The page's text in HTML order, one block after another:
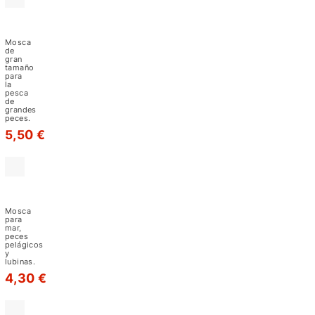
el
agua
salada
existen
al
menos
unos
Para
comenzar
requerimos
de
simplemente
-
M28
Mosca
de
gran
tamaño
para
la
pesca
de
grandes
peces.
5,50 €
M22-
Epoxy
b/fish
olive
Mosca
para
mar,
peces
pelágicos
y
lubinas.
4,30 €